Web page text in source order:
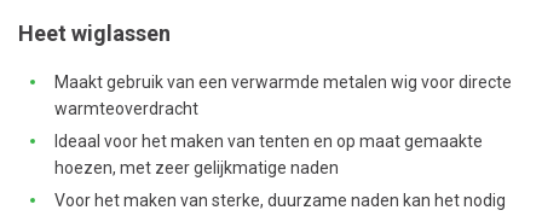
Heet wiglassen
Maakt gebruik van een verwarmde metalen wig voor directe
warmteoverdracht
Ideaal voor het maken van tenten en op maat gemaakte
hoezen, met zeer gelijkmatige naden
Voor het maken van sterke, duurzame naden kan het nodig